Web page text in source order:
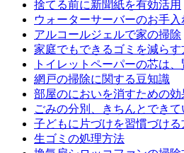
捨てる前に新聞紙を有効活用
ウォーターサーバーのお手入
アルコールジェルで家の掃除
家庭でもできるゴミを減らす
トイレットペーパーの芯は、
網戸の掃除に関する豆知識
部屋のにおいを消すための
ごみの分別、きちんとできて
子どもに片づけを習慣づける
生ゴミの処理方法